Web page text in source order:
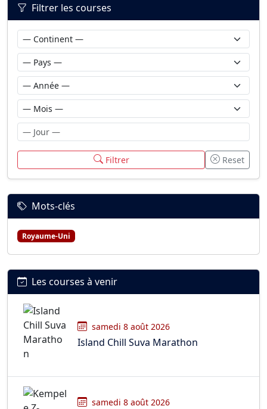
Filtrer les courses
Filtrer Reset
Mots-clés
Royaume-Uni
Les courses à venir
samedi 8 août 2026
Island Chill Suva Marathon
samedi 8 août 2026